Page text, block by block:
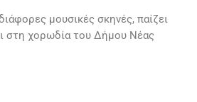
μουσικές σκηνές, παίζει
στη χορωδία του Δήμου Νέας